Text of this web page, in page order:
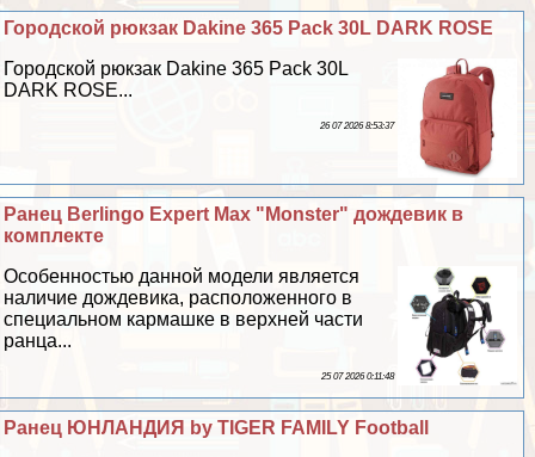
Городской рюкзак Dakine 365 Pack 30L DARK ROSE
Городской рюкзак Dakine 365 Pack 30L
DARK ROSE...
26 07 2026 8:53:37
Ранец Berlingo Expert Max "Monster" дождевик в
комплекте
Особенностью данной модели является
наличие дождевика, расположенного в
специальном кармашке в верхней части
ранца...
25 07 2026 0:11:48
Ранец ЮНЛАНДИЯ by TIGER FAMILY Football